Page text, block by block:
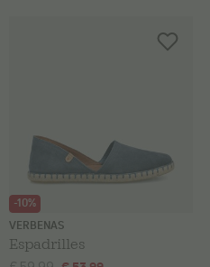
-10%
VERBENAS
Espadrilles